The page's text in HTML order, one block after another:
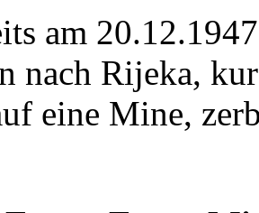
am
nach Rijeka,
eine Mine,